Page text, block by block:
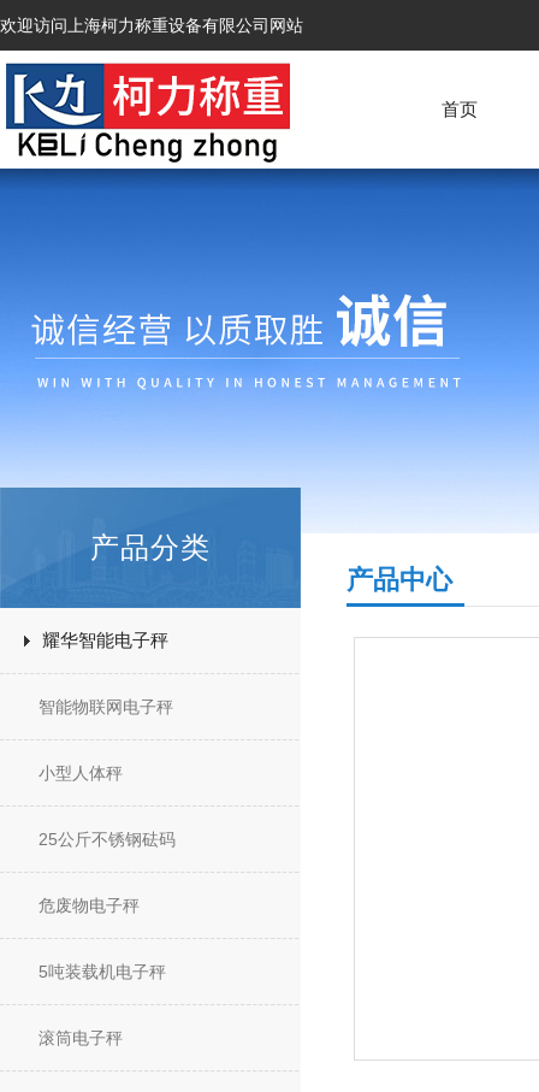
欢迎访问上海柯力称重设备有限公司网站
首页
产品分类
耀华智能电子秤
智能物联网电子秤
小型人体秤
25公斤不锈钢砝码
危废物电子秤
5吨装载机电子秤
滚筒电子秤
产品中心